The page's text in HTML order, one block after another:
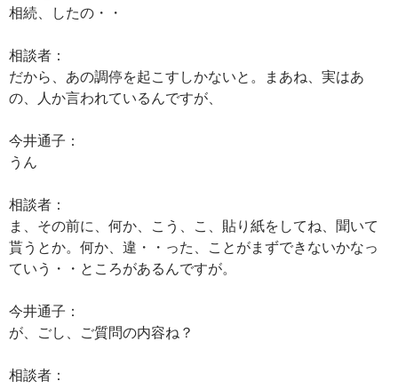
相続、したの・・
相談者：
だから、あの調停を起こすしかないと。まあね、実はあ
の、人か言われているんですが、
今井通子：
うん
相談者：
ま、その前に、何か、こう、こ、貼り紙をしてね、聞いて
貰うとか。何か、違・・った、ことがまずできないかなっ
ていう・・ところがあるんですが。
今井通子：
が、ごし、ご質問の内容ね？
相談者：